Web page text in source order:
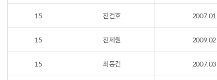
15 진건호 2007.01
15 진제원 2009.02
15 최동건 2007.03